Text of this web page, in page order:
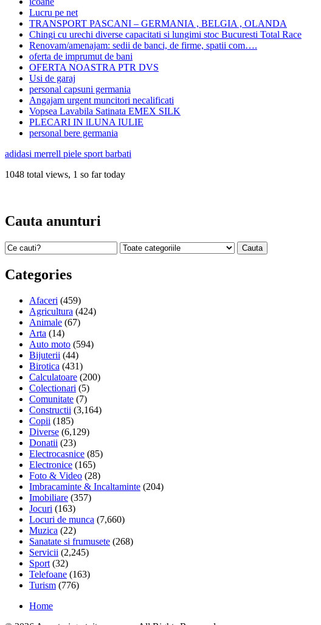
Lucru pe net
TRANSPORT PASCANI – GERMANIA , BELGIA , OLANDA
Chingi cu urechi diverse capacitati si lungimi stoc Bucuresti Total Race
Renovam/amenajam: sedii de banci, de firme, spatii com….
oferta de imprumut de bani
OFERTA NOASTRA PTR DVS
Usi de garaj
personal capsuni germania
Angajam urgent muncitori necalificati
Vopsea Lavabila Satinata EMEX SILK
PLECARI IN lLUNA IULIE
personal bere germania
adidasi merrell piele sport barbati
1048 total views, 1 so far today
Cauta anunturi
Categories
Afaceri (459)
Agricultura (424)
Animale (67)
Arta (14)
Auto moto (594)
Bijuterii (44)
Birotica (431)
Calculatoare (200)
Colectionari (5)
Comunitate (7)
Constructii (3,164)
Copii (185)
Diverse (6,129)
Donatii (23)
Electrocasnice (85)
Electronice (165)
Foto & Video (28)
Imbracaminte & Incaltaminte (204)
Imobiliare (357)
Jocuri (163)
Locuri de munca (7,660)
Muzica (22)
Sanatate si frumusete (268)
Servicii (2,245)
Sport (32)
Telefoane (163)
Turism (776)
Home